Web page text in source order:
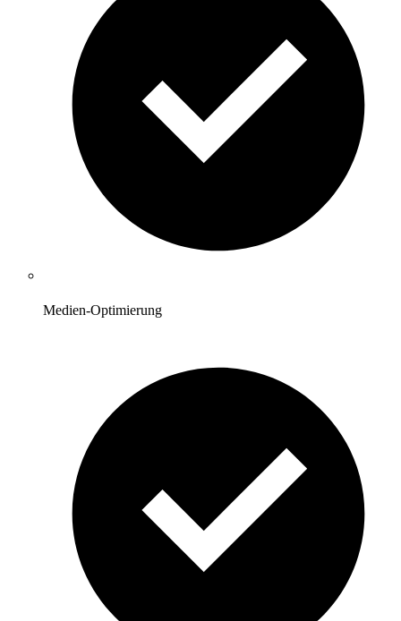
Medien-Optimierung